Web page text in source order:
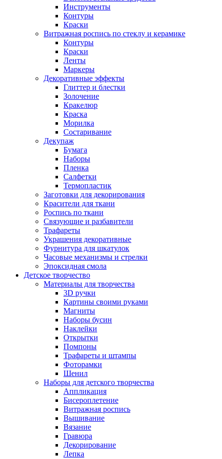
Инструменты
Контуры
Краски
Витражная роспись по стеклу и керамике
Контуры
Краски
Ленты
Маркеры
Декоративные эффекты
Глиттер и блестки
Золочение
Кракелюр
Краска
Морилка
Состаривание
Декупаж
Бумага
Наборы
Пленка
Салфетки
Термопластик
Заготовки для декорирования
Красители для ткани
Роспись по ткани
Связующие и разбавители
Трафареты
Украшения декоративные
Фурнитура для шкатулок
Часовые механизмы и стрелки
Эпоксидная смола
Детское творчество
Материалы для творчества
3D ручки
Картины своими руками
Магниты
Наборы бусин
Наклейки
Открытки
Помпоны
Трафареты и штампы
Фоторамки
Шенил
Наборы для детского творчества
Аппликация
Бисероплетение
Витражная роспись
Вышивание
Вязание
Гравюра
Декорирование
Лепка